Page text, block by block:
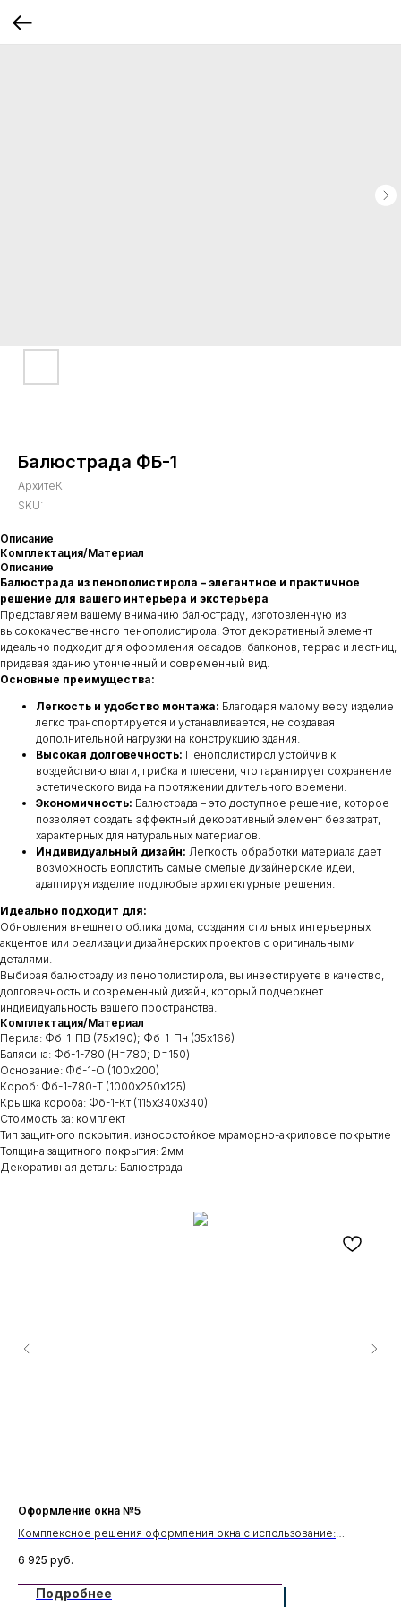
Балюстрада ФБ-1
АрхитеК
SKU:
Описание
Комплектация/Материал
Описание
Балюстрада из пенополистирола – элегантное и практичное
решение для вашего интерьера и экстерьера
Представляем вашему вниманию балюстраду, изготовленную из
высококачественного пенополистирола. Этот декоративный элемент
идеально подходит для оформления фасадов, балконов, террас и лестниц,
придавая зданию утонченный и современный вид.
Основные преимущества:
Легкость и удобство монтажа: Благодаря малому весу изделие
легко транспортируется и устанавливается, не создавая
дополнительной нагрузки на конструкцию здания.
Высокая долговечность: Пенополистирол устойчив к
воздействию влаги, грибка и плесени, что гарантирует сохранение
эстетического вида на протяжении длительного времени.
Экономичность: Балюстрада – это доступное решение, которое
позволяет создать эффектный декоративный элемент без затрат,
характерных для натуральных материалов.
Индивидуальный дизайн: Легкость обработки материала дает
возможность воплотить самые смелые дизайнерские идеи,
адаптируя изделие под любые архитектурные решения.
Идеально подходит для:
Обновления внешнего облика дома, создания стильных интерьерных
акцентов или реализации дизайнерских проектов с оригинальными
деталями.
Выбирая балюстраду из пенополистирола, вы инвестируете в качество,
долговечность и современный дизайн, который подчеркнет
индивидуальность вашего пространства.
Комплектация/Материал
Перила: Фб-1-ПВ (75х190); Фб-1-Пн (35х166)
Балясина: Фб-1-780 (Н=780; D=150)
Основание: Фб-1-О (100х200)
Короб: Фб-1-780-Т (1000х250х125)
Крышка короба: Фб-1-Кт (115х340х340)
Стоимость за: комплект
Тип защитного покрытия: износостойкое мраморно-акриловое покрытие
Толщина защитного покрытия: 2мм
Декоративная деталь: Балюстрада
Оформление окна №5
Комплексное решения оформления окна с использование:
6 925 руб.
Подробнее